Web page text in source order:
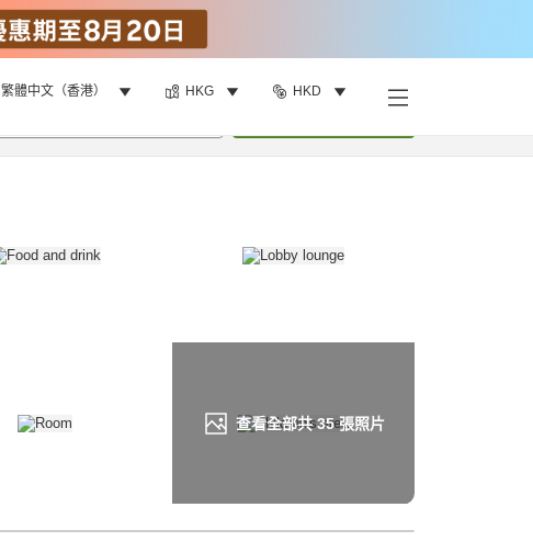
繁體中文（香港） HKG HKD
查看全部共35張照片